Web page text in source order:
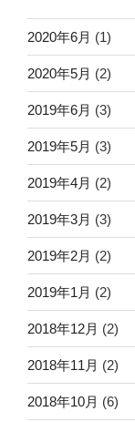
2020年6月 (1)
2020年5月 (2)
2019年6月 (3)
2019年5月 (3)
2019年4月 (2)
2019年3月 (3)
2019年2月 (2)
2019年1月 (2)
2018年12月 (2)
2018年11月 (2)
2018年10月 (6)